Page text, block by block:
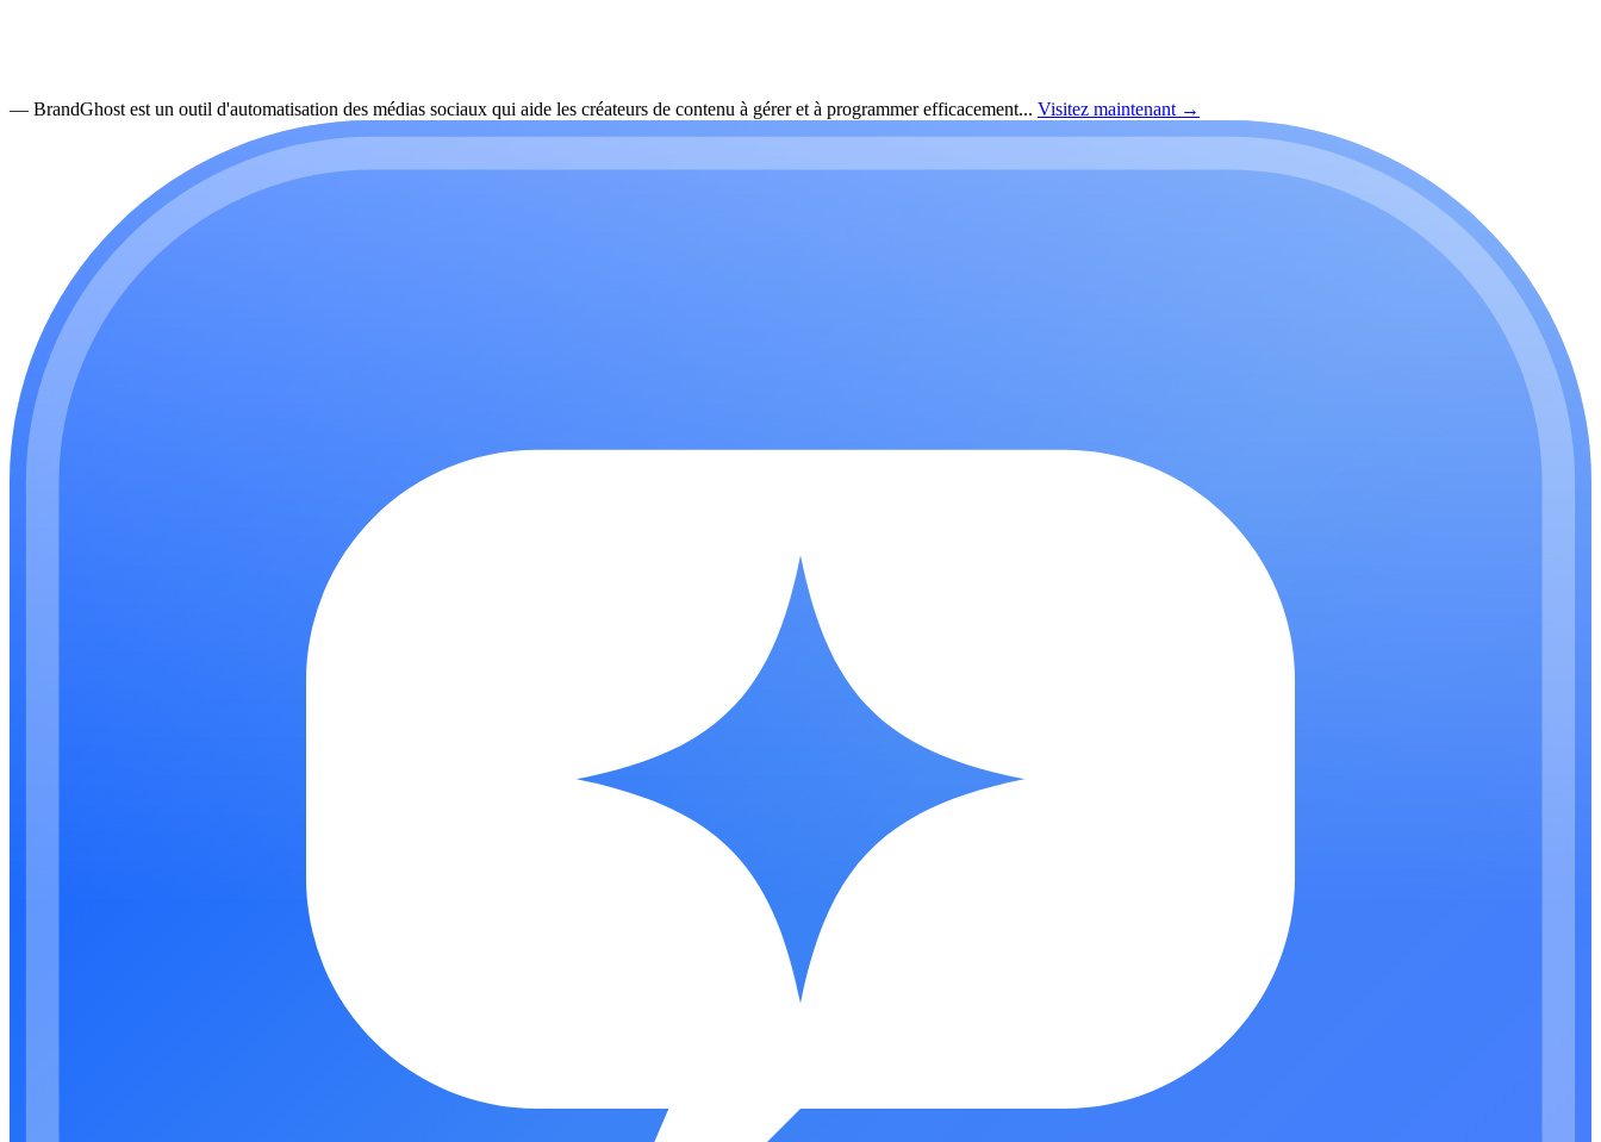
— BrandGhost est un outil d'automatisation des médias sociaux qui aide les créateurs de contenu à gérer et à programmer efficacement... Visitez maintenant →